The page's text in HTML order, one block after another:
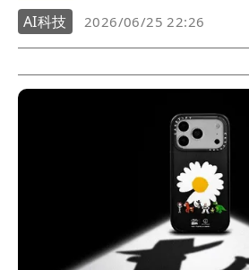
AI科技
2026/06/25 22:26